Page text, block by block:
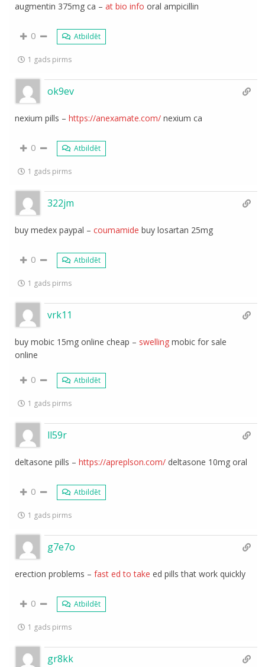
augmentin 375mg ca –at bio info oral ampicillin
0 Atbildēt
1 gads pirms
ok9ev
nexium pills –https://anexamate.com/ nexium ca
0 Atbildēt
1 gads pirms
322jm
buy medex paypal –coumamide buy losartan 25mg
0 Atbildēt
1 gads pirms
vrk11
buy mobic 15mg online cheap – swelling mobic for sale
online
0 Atbildēt
1 gads pirms
ll59r
deltasone pills –https://apreplson.com/ deltasone 10mg oral
0 Atbildēt
1 gads pirms
g7e7o
erection problems –fast ed to take ed pills that work quickly
0 Atbildēt
1 gads pirms
gr8kk